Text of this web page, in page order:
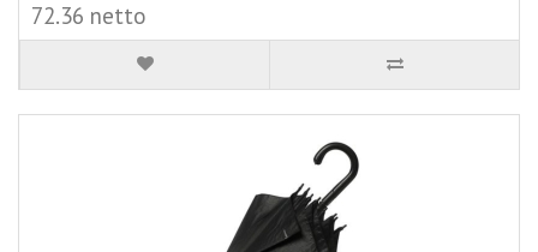
72.36 netto